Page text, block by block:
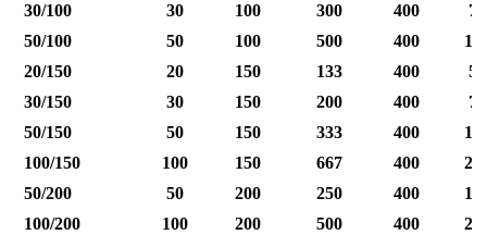
30/100
30 100 300 400
75
50/100
50 100 500 400
20/150
20 150 133 400
50
30/150
30 150 200 400
75
50/150
50 150 333 400
100/150
100 150 667 400
50/200
50 200 250 400
100/200
100 200 500 400